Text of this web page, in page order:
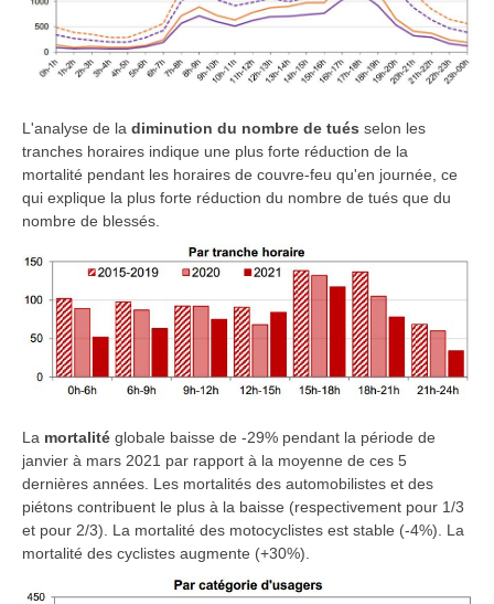
L'analyse de la diminution du nombre de tués selon les
tranches horaires indique une plus forte réduction de la
mortalité pendant les horaires de couvre-feu qu'en journée, ce
qui explique la plus forte réduction du nombre de tués que du
nombre de blessés.
La mortalité globale baisse de -29% pendant la période de
janvier à mars 2021 par rapport à la moyenne de ces 5
dernières années. Les mortalités des automobilistes et des
piétons contribuent le plus à la baisse (respectivement pour 1/3
et pour 2/3). La mortalité des motocyclistes est stable (-4%). La
mortalité des cyclistes augmente (+30%).